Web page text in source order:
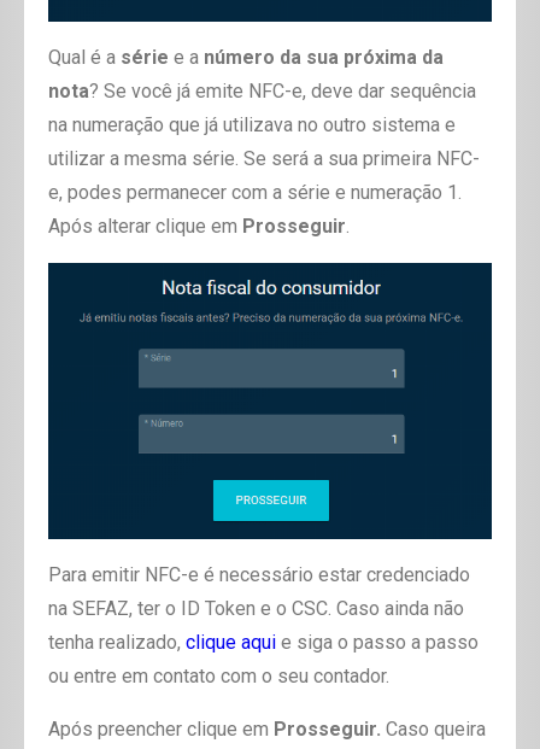
Qual é a série e a número da sua próxima da
nota? Se você já emite NFC-e, deve dar sequência
na numeração que já utilizava no outro sistema e
utilizar a mesma série. Se será a sua primeira NFC-
e, podes permanecer com a série e numeração 1.
Após alterar clique em Prosseguir.
Para emitir NFC-e é necessário estar credenciado
na SEFAZ, ter o ID Token e o CSC. Caso ainda não
tenha realizado, clique aqui e siga o passo a passo
ou entre em contato com o seu contador.
Após preencher clique em Prosseguir. Caso queira